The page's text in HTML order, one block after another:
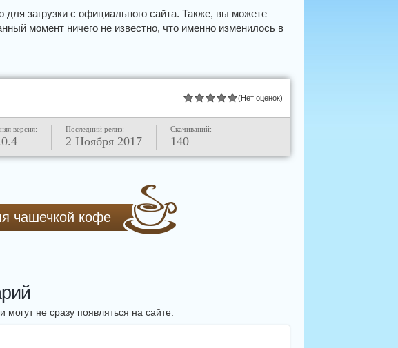
для загрузки с официального сайта. Также, вы можете
момент ничего не известно, что именно изменилось в
(Нет оценок)
версия: Последний релиз:
2 Ноября 2017
Скачиваний:
140
чашечкой кофе
не сразу появляться на сайте.